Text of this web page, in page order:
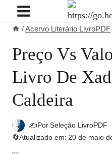
Pular
Conteúdo
/Acervo Literário LivroPDF
Preço Vs
Livro De
Caldeira
✍️PorSeleção LivroPDF
🔄Atualizado em: 20 de maio